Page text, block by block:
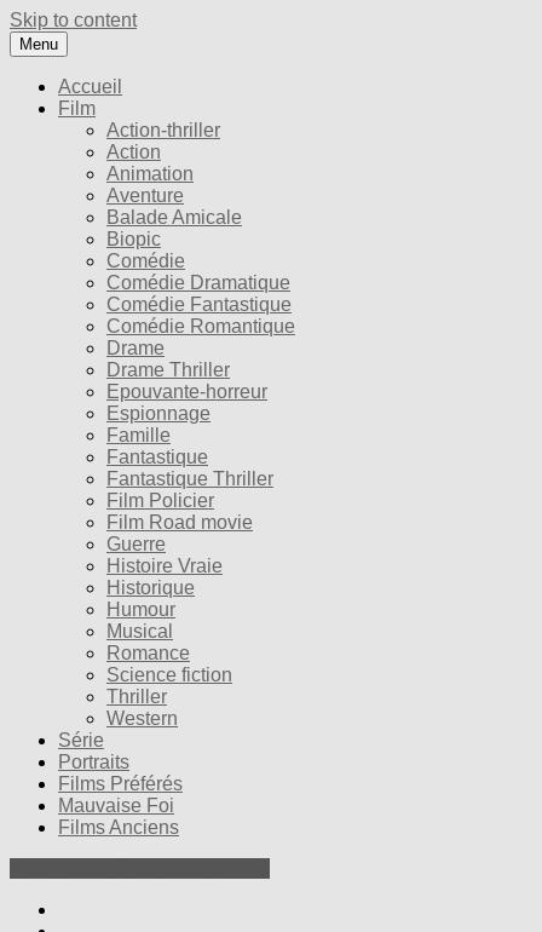
Skip to content
Menu
Accueil
Film
Action-thriller
Action
Animation
Aventure
Balade Amicale
Biopic
Comédie
Comédie Dramatique
Comédie Fantastique
Comédie Romantique
Drame
Drame Thriller
Epouvante-horreur
Espionnage
Famille
Fantastique
Fantastique Thriller
Film Policier
Film Road movie
Guerre
Histoire Vraie
Historique
Humour
Musical
Romance
Science fiction
Thriller
Western
Série
Portraits
Films Préférés
Mauvaise Foi
Films Anciens